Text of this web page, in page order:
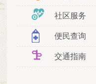
社区服务
便民查询
交通指南